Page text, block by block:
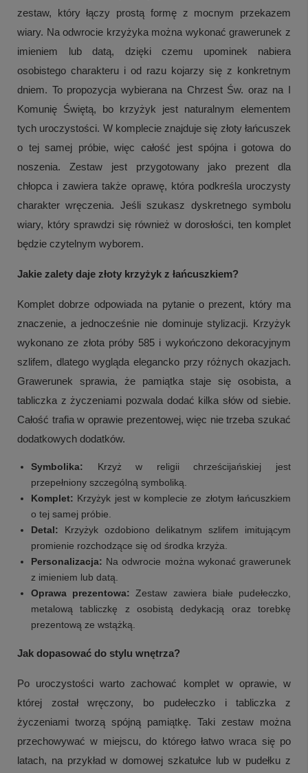
zestaw, który łączy prostą formę z mocnym przekazem
wiary. Na odwrocie krzyżyka można wykonać grawerunek z
imieniem lub datą, dzięki czemu upominek nabiera
osobistego charakteru i od razu kojarzy się z konkretnym
dniem. To propozycja wybierana na Chrzest Św. oraz na I
Komunię Świętą, bo krzyżyk jest naturalnym elementem
tych uroczystości. W komplecie znajduje się złoty łańcuszek
o tej samej próbie, więc całość jest spójna i gotowa do
noszenia. Zestaw jest przygotowany jako prezent dla
chłopca i zawiera także oprawę, która podkreśla uroczysty
charakter wręczenia. Jeśli szukasz dyskretnego symbolu
wiary, który sprawdzi się również w dorosłości, ten komplet
będzie czytelnym wyborem.
Jakie zalety daje złoty krzyżyk z łańcuszkiem?
Komplet dobrze odpowiada na pytanie o prezent, który ma
znaczenie, a jednocześnie nie dominuje stylizacji. Krzyżyk
wykonano ze złota próby 585 i wykończono dekoracyjnym
szlifem, dlatego wygląda elegancko przy różnych okazjach.
Grawerunek sprawia, że pamiątka staje się osobista, a
tabliczka z życzeniami pozwala dodać kilka słów od siebie.
Całość trafia w oprawie prezentowej, więc nie trzeba szukać
dodatkowych dodatków.
Symbolika: Krzyż w religii chrześcijańskiej jest
przepełniony szczególną symboliką.
Komplet: Krzyżyk jest w komplecie ze złotym łańcuszkiem
o tej samej próbie.
Detal: Krzyżyk ozdobiono delikatnym szlifem imitującym
promienie rozchodzące się od środka krzyża.
Personalizacja: Na odwrocie można wykonać grawerunek
z imieniem lub datą.
Oprawa prezentowa: Zestaw zawiera białe pudełeczko,
metalową tabliczkę z osobistą dedykacją oraz torebkę
prezentową ze wstążką.
Jak dopasować do stylu wnętrza?
Po uroczystości warto zachować komplet w oprawie, w
której został wręczony, bo pudełeczko i tabliczka z
życzeniami tworzą spójną pamiątkę. Taki zestaw można
przechowywać w miejscu, do którego łatwo wraca się po
latach, na przykład w domowej szkatułce lub w pudełku z